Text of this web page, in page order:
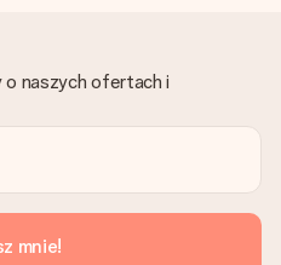
z zamówieniem?
wysyłany z zamówieniem.
MySurprise. Dzięki temu
do odbiorcy, co będzie
naszych ofertach i
mnie!